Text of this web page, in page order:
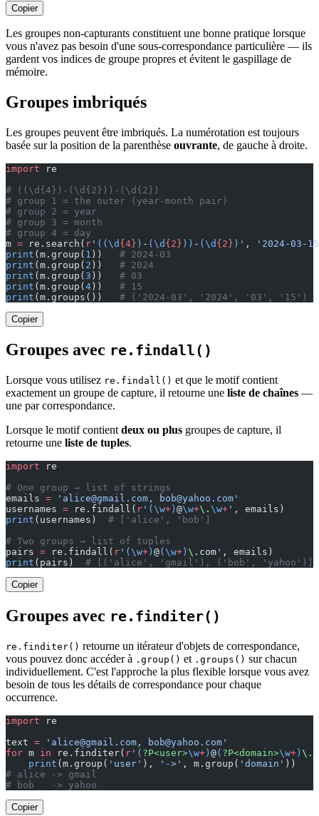
Copier
Les groupes non-capturants constituent une bonne pratique lorsque
vous n'avez pas besoin d'une sous-correspondance particulière — ils
gardent vos indices de groupe propres et évitent le gaspillage de
mémoire.
Groupes imbriqués
Les groupes peuvent être imbriqués. La numérotation est toujours
basée sur la position de la parenthèse ouvrante, de gauche à droite.
import re
# ((\d{4})-(\d{2}))-(\d{2})
# group 1 = the outer (year-month pair)
# group 2 = year
# group 3 = month
# group 4 = day
m = re.search( r ' ((\d {4} ) - (\d {2} )) - (\d {2} ) ' ,
'2024-03-
print (m.group( 1 )) # 2024-03
print (m.group( 2 )) # 2024
print (m.group(3 )) # 03
print (m.group(4)) # 15
print (m.groups()) # ('2024-03', '2024', '03', '15')
Copier
Groupes avec re.findall()
Lorsque vous utilisez re.findall() et que le motif contient
exactement un groupe de capture, il retourne une liste de chaînes —
une par correspondance.
Lorsque le motif contient deux ou plus groupes de capture, il
retourne une liste de tuples.
import re
# One group → list of strings
emails = ' alice@gmail.com , bob@yahoo.com '
usernames = re.findall( r ' (\w+ ) @\w+\. \w+ ' , emails)
print (usernames) # ['alice', 'bob']
# Two groups → list of tuples
pairs = re.findall( r ' (\w+ ) @(\w+ ) \. com ' , emails)
print (pairs) # [('alice', 'gmail'), ('bob', 'yahoo')]
Copier
Groupes avec re.finditer()
re.finditer() retourne un itérateur d'objets de correspondance,
vous pouvez donc accéder à .group() et .groups() sur chacun
individuellement. C'est l'approche la plus flexible lorsque vous avez
besoin de tous les détails de correspondance pour chaque
occurrence.
import re
text = ' alice@gmail.com , bob@yahoo.com '
for m in re.finditer( r ' ( ?P<user>\w+ ) @( ?P<domain>\w+ ) \.
    print
(m.group( 'user' ), '->' , m.group( 'domain' ))
# alice -> gmail
# bob   -> yahoo
Copier